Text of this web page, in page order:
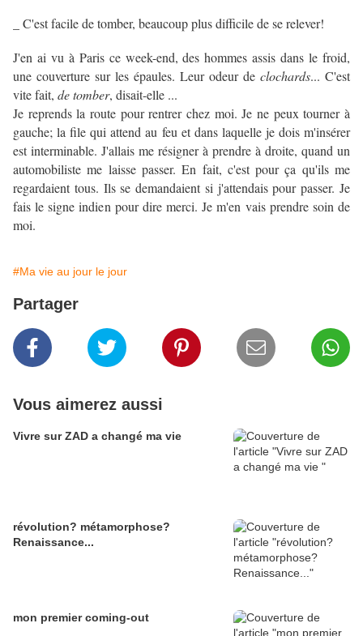
_ C'est facile de tomber, beaucoup plus difficile de se relever!
J'en ai vu à Paris ce week-end, des hommes assis dans le froid,
une couverture sur les épaules. Leur odeur de clochards... C'est
vite fait, de tomber, disait-elle ...
Je reprends la route pour rentrer chez moi. Je ne peux tourner à
gauche; la file qui attend au feu et dans laquelle je dois m'insérer
est interminable. J'allais me résigner à prendre à droite, quand un
automobiliste me laisse passer. En fait, c'est pour ça qu'ils me
regardaient tous. Ils se demandaient si j'attendais pour passer. Je
fais le signe indien pour dire merci. Je m'en vais prendre soin de
moi.
#Ma vie au jour le jour
Partager
Vous aimerez aussi
Vivre sur ZAD a changé ma vie
révolution? métamorphose?
Renaissance...
mon premier coming-out